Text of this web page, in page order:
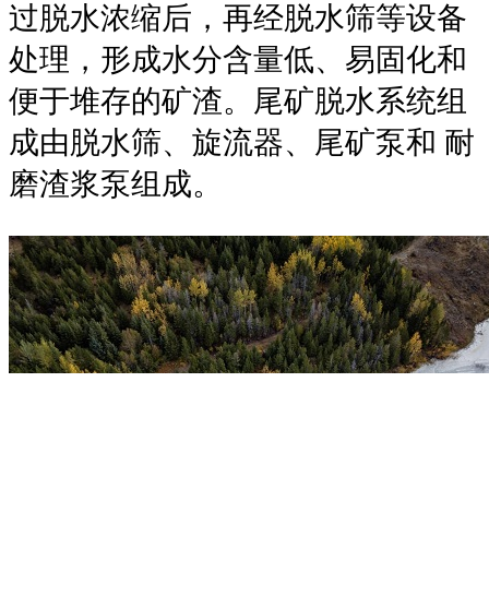
过脱水浓缩后，再经脱水筛等设备
处理，形成水分含量低、易固化和
便于堆存的矿渣。尾矿脱水系统组
成由脱水筛、旋流器、尾矿泵和 耐
磨渣浆泵组成。